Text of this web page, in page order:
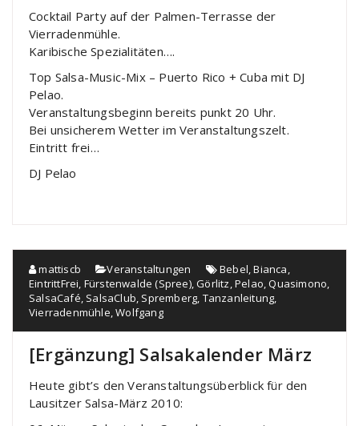
Cocktail Party auf der Palmen-Terrasse der
Vierradenmühle.
Karibische Spezialitäten….
Top Salsa-Music-Mix – Puerto Rico + Cuba mit DJ
Pelao.
Veranstaltungsbeginn bereits punkt 20 Uhr.
Bei unsicherem Wetter im Veranstaltungszelt.
Eintritt frei…
DJ Pelao
mattiscb Veranstaltungen Bebel,Bianca,
EintrittFrei, Fürstenwalde (Spree),Görlitz,Pelao,Quasimono,
SalsaCafé, SalsaClub, Spremberg, Tanzanleitung,
Vierradenmühle,Wolfgang
[Ergänzung] Salsakalender März
Heute gibt’s den Veranstaltungsüberblick für den
Lausitzer Salsa-März 2010: